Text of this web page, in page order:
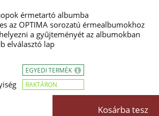
érmetartó albumba
az OPTIMA sorozatú érmealbumokhoz
a gyűjteményét az albumokban
elválasztó lap
EGYEDI TERMÉK
RAKTÁRON
Kosárba tesz